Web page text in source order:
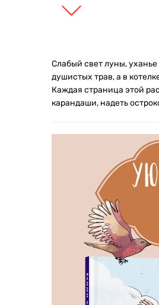
Слабый свет луны,
душистых трав, а в
Каждая страница этой
карандаши, надеть